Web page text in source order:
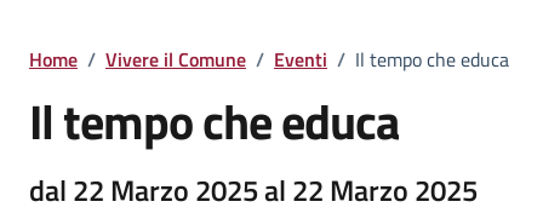
Home / Vivere il Comune / Eventi / Il tempo che educa
Il tempo che educa
dal 22 Marzo 2025 al 22 Marzo 2025